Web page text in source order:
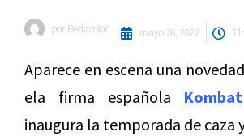
por Redaccion mayo 26, 2022
Aparece en escena una
ela firma española
inaugura la temporada de caza